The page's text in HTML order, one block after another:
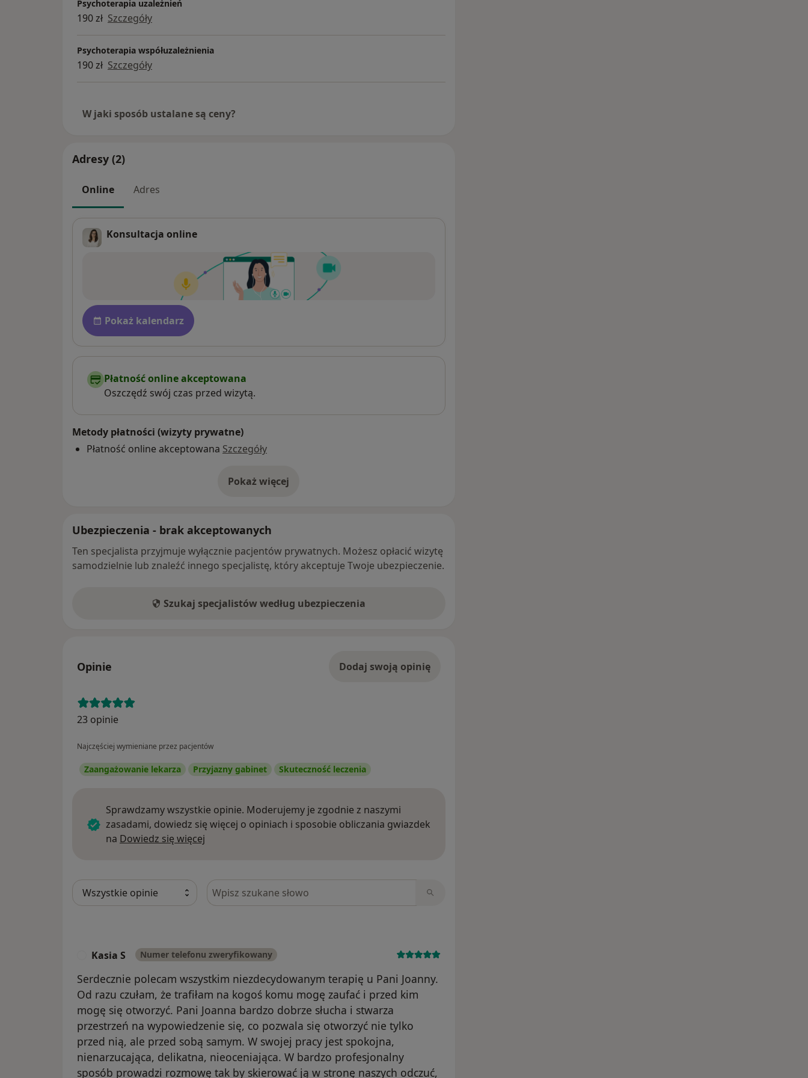
Psychoterapia uzależnień
190 zł Szczegóły
Psychoterapia współuzależnienia
190 zł Szczegóły
W jaki sposób ustalane są ceny?
Adresy (2)
Online Adres
Konsultacja online
Dostępność
Pokaż kalendarz
Płatność online akceptowana
Oszczędź swój czas przed wizytą.
Metody płatności (wizyty prywatne)
Płatność online akceptowana Szczegóły
Pokaż więcej
o adresie
Ubezpieczenia - brak akceptowanych
Ten specjalista przyjmuje wyłącznie pacjentów prywatnych. Możesz opłacić wizytę
samodzielnie lub znaleźć innego specjalistę, który akceptuje Twoje ubezpieczenie.
Szukaj specjalistów według ubezpieczenia
Opinie Dodaj swoją opinię
23 opinie
Najczęściej wymieniane przez pacjentów
Zaangażowanie lekarza Przyjazny gabinet Skuteczność leczenia
Sprawdzamy wszystkie opinie. Moderujemy je zgodnie z naszymi
zasadami, dowiedz się więcej o opiniach i sposobie obliczania gwiazdek
na Dowiedz się więcej
Szukaj w opiniach
Kasia S Numer telefonu zweryfikowany
Serdecznie polecam wszystkim niezdecydowanym terapię u Pani Joanny.
Od razu czułam, że trafiłam na kogoś komu mogę zaufać i przed kim
mogę się otworzyć. Pani Joanna bardzo dobrze słucha i stwarza
przestrzeń na wypowiedzenie się, co pozwala się otworzyć nie tylko
przed nią, ale przed sobą samym. W swojej pracy jest spokojna,
nienarzucająca, delikatna, nieoceniająca. W bardzo profesjonalny
sposób prowadzi rozmowę tak by skierować ją w stronę naszych odczuć,